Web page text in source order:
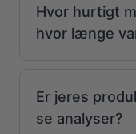
Hvor hurtigt
hvor længe
Er jeres
se analyser?